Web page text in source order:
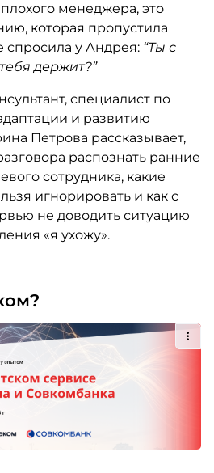
менеджера, это
которая пропустила
спросила у Андрея: “Ты с
держит?”
специалист по
и развитию
Петрова рассказывает,
распознать ранние
сотрудника, какие
игнорировать и как с
не доводить ситуацию
«я ухожу».